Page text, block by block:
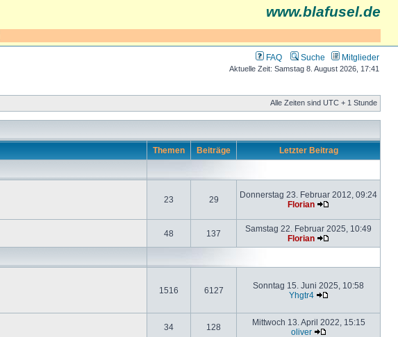
www.blafusel.de
FAQ Suche Mitglieder
Aktuelle Zeit: Samstag 8. August 2026, 17:41
Alle Zeiten sind UTC + 1 Stunde
Themen Beiträge Letzter Beitrag
23 29
Donnerstag 23. Februar 2012, 09:24
Florian
48 137
Samstag 22. Februar 2025, 10:49
Florian
1516 6127
Sonntag 15. Juni 2025, 10:58
Yhgtr4
34 128
Mittwoch 13. April 2022, 15:15
oliver